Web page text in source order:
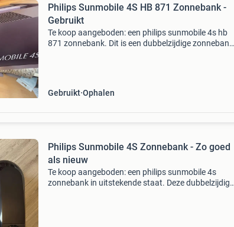
Philips Sunmobile 4S HB 871 Zonnebank -
Gebruikt
Te koop aangeboden: een philips sunmobile 4s hb
871 zonnebank. Dit is een dubbelzijdige zonnebank
Gebruikt Ophalen
Philips Sunmobile 4S Zonnebank - Zo goed
als nieuw
Te koop aangeboden: een philips sunmobile 4s
zonnebank in uitstekende staat. Deze dubbelzijdige